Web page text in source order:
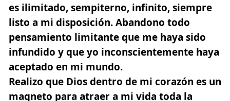
es ilimitado, sempiterno, infinito, siempre
listo a mi disposición. Abandono todo
pensamiento limitante que me haya sido
infundido y que yo inconscientemente haya
aceptado en mi mundo.
Realizo que Dios dentro de mi corazón es un
magneto para atraer a mi vida toda la